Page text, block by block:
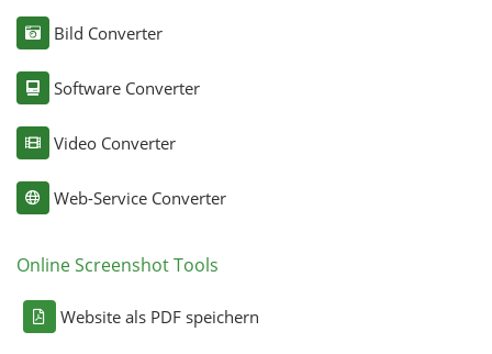
Bild Converter
Software Converter
Video Converter
Web-Service Converter
Online Screenshot Tools
Website als PDF speichern